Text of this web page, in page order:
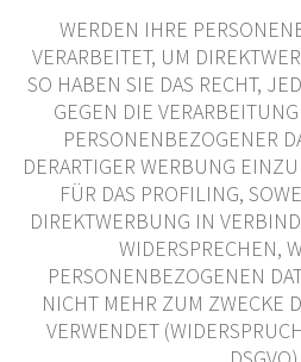
WERDEN IHRE
VERARBEITET, UM
SO HABEN SIE DAS RECHT,
GEGEN DIE
PERSONENBEZOGENER
DERARTIGER WERBUNG
FÜR DAS PROFILING,
DIREKTWERBUNG IN
WIDERSPRECHEN,
PERSONENBEZOGENEN
NICHT MEHR ZUM ZWECKE
VERWENDET